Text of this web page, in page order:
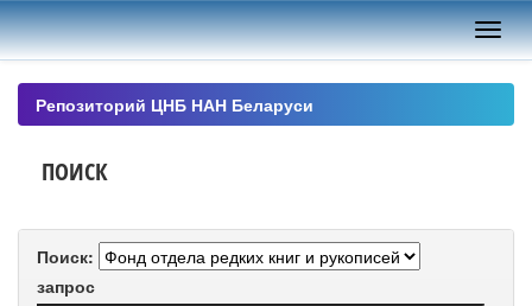
Skip
navigation
Репозиторий ЦНБ НАН Беларуси
ПОИСК
Поиск:
запрос